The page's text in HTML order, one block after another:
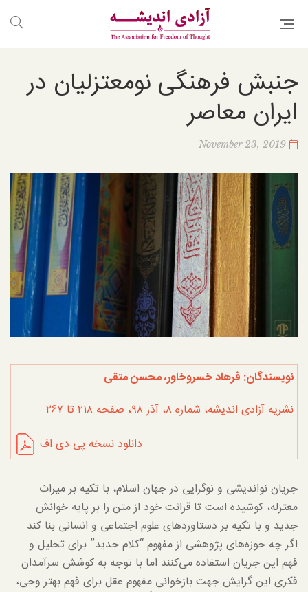
جنبش فرهنگی نومعتزلیان در
ایران معاصر
November 23, 2019
نویسندگان: فرهاد خسروخاور، محسن متقی
نشریه آزادی اندیشه، شماره ۸، آذر ۹۸، صفحه ۲۱۸ تا ۲۶۷
دانلود نسخه پی دی اف
جریان نواندیشی و نوگرایی در جهان اسلام، با تکیه بر میراث
معتزله، کوشیده است تا قرائت خود از متن را بر پایه خوانش
جدید و با تکیه بر دستاورد‌های علوم اجتماعی و انسانی بنا کند.
اگر چه حوزه‌های پژوهشی از مفهوم “کلام جدید” برای تحلیل و
فهم این جریان استفاده می‌کنند اما با توجه به کوشش سرآمدان
فکری این گرایش جهت بازخوانی مفهوم عقل برای فهم بهتر وحی،